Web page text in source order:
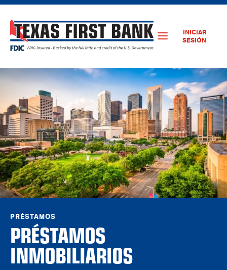
INICIAR
SESIÓN
PRÉSTAMOS
PRÉSTAMOS
INMOBILIARIOS